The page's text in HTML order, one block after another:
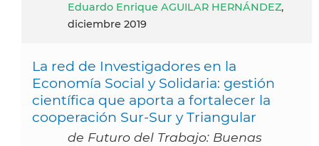
Eduardo Enrique AGUILAR HERNÁNDEZ,
diciembre 2019
La red de Investigadores en la
Economía Social y Solidaria: gestión
científica que aporta a fortalecer la
cooperación Sur-Sur y Triangular
de Futuro del Trabajo: Buenas